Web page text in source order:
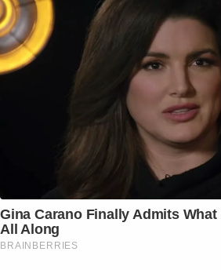
Gina Carano Finally Admits
All Along
BRAINBERRIES